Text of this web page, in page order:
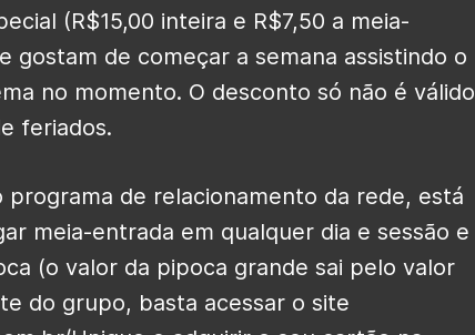
(R$15,00 inteira e R$7,50 a meia-
gostam de começar a semana assistindo o
no momento. O desconto só não é válido
feriados.
programa de relacionamento da rede, está
meia-entrada em qualquer dia e sessão e
(o valor da pipoca grande sai pelo valor
do grupo, basta acessar o site